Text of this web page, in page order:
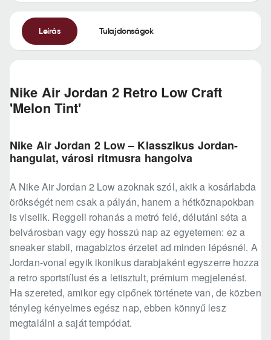
Leírás Tulajdonságok
Nike Air Jordan 2 Retro Low Craft
'Melon Tint'
Nike Air Jordan 2 Low – Klasszikus Jordan-
hangulat, városi ritmusra hangolva
A Nike Air Jordan 2 Low azoknak szól, akik a kosárlabda
örökségét nem csak a pályán, hanem a hétköznapokban
is viselik. Reggeli rohanás a metró felé, délutáni séta a
belvárosban vagy egy hosszú nap az egyetemen: ez a
sneaker stabil, magabiztos érzetet ad minden lépésnél. A
Jordan-vonal egyik ikonikus darabjaként egyszerre hozza
a retro sportstílust és a letisztult, prémium megjelenést.
Ha szereted, amikor egy cipőnek története van, de közben
tényleg kényelmes egész nap, ebben könnyű lesz
megtalálni a saját tempódat.